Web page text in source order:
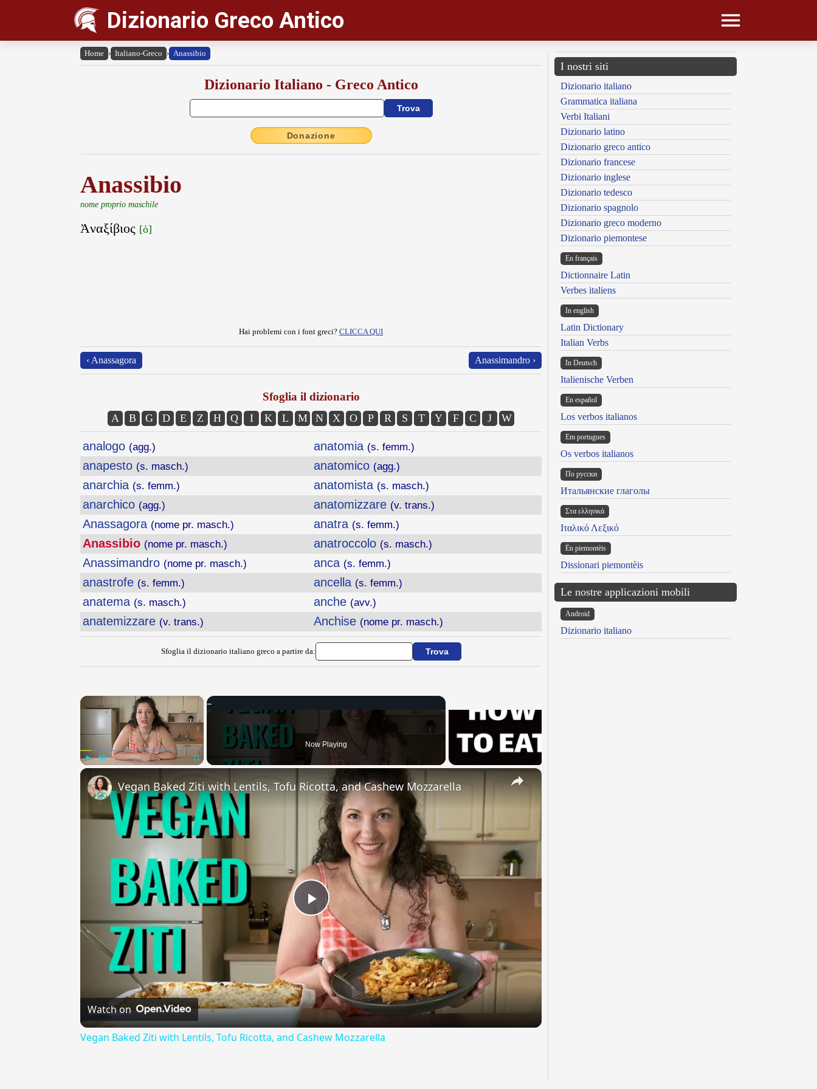
Dizionario Greco Antico
Home › Italiano-Greco › Anassibio
Dizionario Italiano - Greco Antico
Donazione
Anassibio
nome proprio maschile
Ἀναξίβιος [ὁ]
Hai problemi con i font greci? CLICCA QUI
‹ Anassagora Anassimandro ›
Sfoglia il dizionario
A B G D E Z H Q I K L M N X O P R S T Y F C J W
analogo (agg.)
anapesto (s. masch.)
anarchia (s. femm.)
anarchico (agg.)
Anassagora (nome pr. masch.)
Anassibio (nome pr. masch.)
Anassimandro (nome pr. masch.)
anastrofe (s. femm.)
anatema (s. masch.)
anatemizzare (v. trans.)
anatomia (s. femm.)
anatomico (agg.)
anatomista (s. masch.)
anatomizzare (v. trans.)
anatra (s. femm.)
anatroccolo (s. masch.)
anca (s. femm.)
ancella (s. femm.)
anche (avv.)
Anchise (nome pr. masch.)
Sfoglia il dizionario italiano greco a partire da:
×
Now Playing
×
Play
Video
Vegan Baked Ziti with Lentils, Tofu Ricotta, and Cashew Mozzarella
Watch on
Vegan Baked Ziti with Lentils, Tofu Ricotta, and Cashew Mozzarella
I nostri siti
Dizionario italiano
Grammatica italiana
Verbi Italiani
Dizionario latino
Dizionario greco antico
Dizionario francese
Dizionario inglese
Dizionario tedesco
Dizionario spagnolo
Dizionario greco moderno
Dizionario piemontese
En français
Dictionnaire Latin
Verbes italiens
In english
Latin Dictionary
Italian Verbs
In Deutsch
Italienische Verben
En español
Los verbos italianos
Em portugues
Os verbos italianos
По русски
Итальянские глаголы
Στα ελληνικά
Ιταλικό Λεξικό
Ën piemontèis
Dissionari piemontèis
Le nostre applicazioni mobili
Android
Dizionario italiano